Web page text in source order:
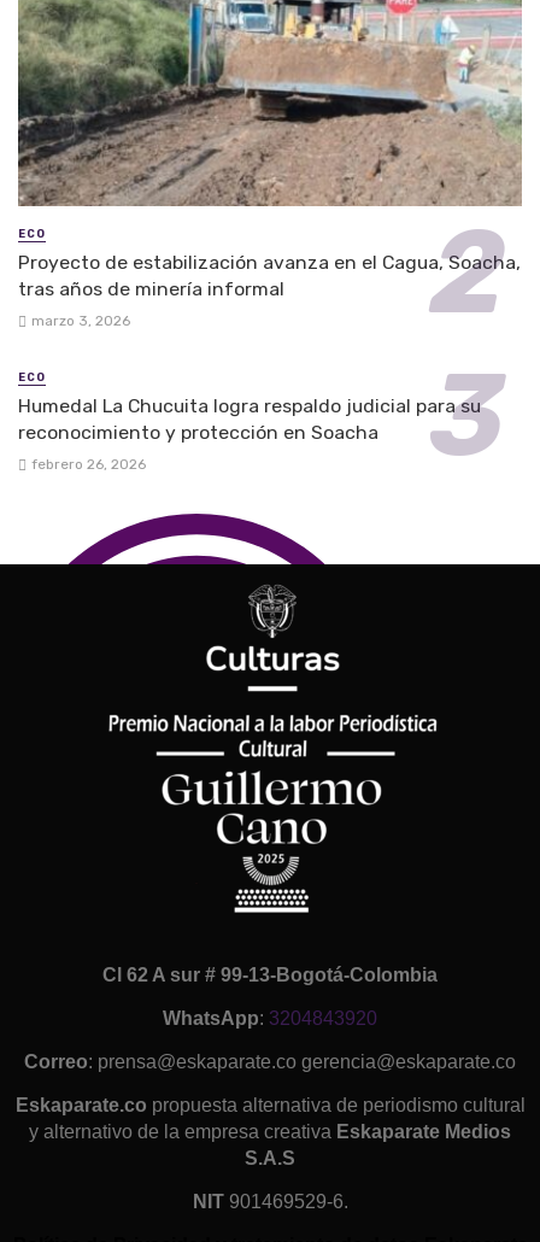
ECO
Proyecto de estabilización avanza en el Cagua, Soacha,
tras años de minería informal
marzo 3, 2026
ECO
Humedal La Chucuita logra respaldo judicial para su
reconocimiento y protección en Soacha
febrero 26, 2026
Cl 62 A sur # 99-13-Bogotá-Colombia
WhatsApp: 3204843920
Correo: prensa@eskaparate.co gerencia@eskaparate.co
Eskaparate.co propuesta alternativa de periodismo cultural
y alternativo de la empresa creativa Eskaparate Medios
S.A.S
NIT 901469529-6.